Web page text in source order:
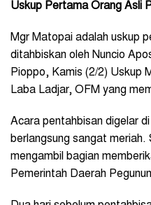
Uskup Pertama Orang Asli
Mgr Matopai adalah uskup
ditahbiskan oleh Nuncio
Pioppo, Kamis (2/2) Uskup
Laba Ladjar, OFM yang
Acara pentahbisan digelar
berlangsung sangat meriah.
mengambil bagian
Pemerintah Daerah